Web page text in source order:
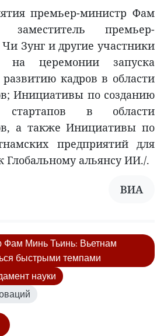
премьер-министр Фам
премьер-
Зунг и другие участники
на церемонии запуска
кадров в области
Инициативы по созданию
в области
а также Инициативы по
предприятий для
Глобальному альянсу ИИ./.
ВИА
Фам Минь Тьинь: Вьетнам
быстрыми темпами
науки